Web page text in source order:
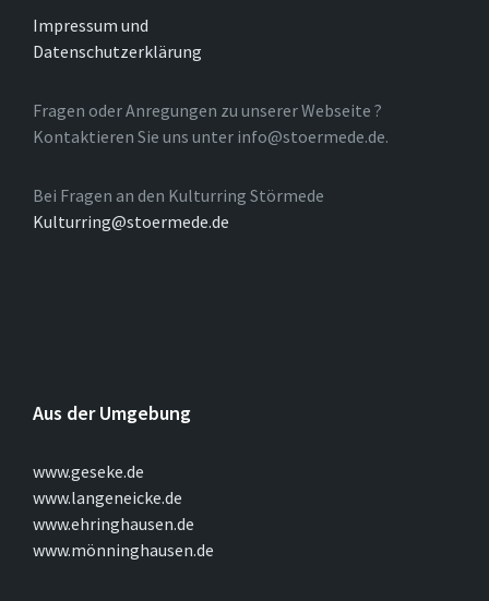
Impressum und
Datenschutzerklärung
Fragen oder Anregungen zu unserer Webseite ?
Kontaktieren Sie uns unter info@stoermede.de.
Bei Fragen an den Kulturring Störmede
Kulturring@stoermede.de
Aus der Umgebung
www.geseke.de
www.langeneicke.de
www.ehringhausen.de
www.mönninghausen.de